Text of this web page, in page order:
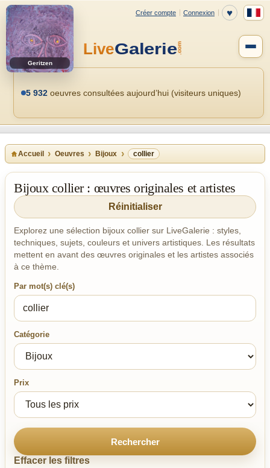
Geritzen
5 932 oeuvres consultées aujourd’hui (visiteurs uniques)
Accueil Oeuvres Bijoux collier
Bijoux collier : œuvres originales et artistes
Réinitialiser
Explorez une sélection bijoux collier sur LiveGalerie : styles,
techniques, sujets, couleurs et univers artistiques. Les résultats
mettent en avant des œuvres originales et les artistes associés
à ce thème.
Par mot(s) clé(s)
Catégorie
Prix
Rechercher
Effacer les filtres